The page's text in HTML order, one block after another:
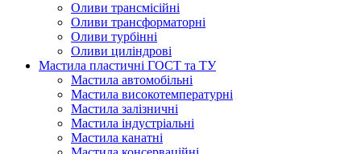
Оливи трансмісійні
Оливи трансформаторні
Оливи турбінні
Оливи циліндрові
Мастила пластичні ГОСТ та ТУ
Мастила автомобільні
Мастила високотемпературні
Мастила залізничні
Мастила індустріальні
Мастила канатні